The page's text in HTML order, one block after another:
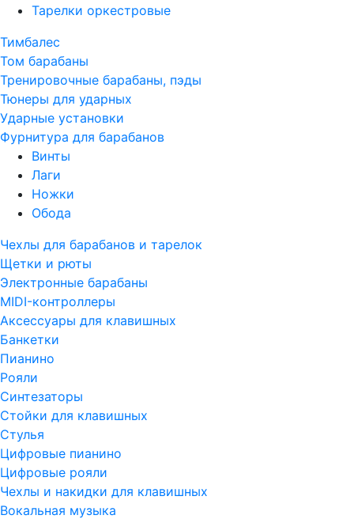
Тарелки оркестровые
Тимбалес
Том барабаны
Тренировочные барабаны, пэды
Тюнеры для ударных
Ударные установки
Фурнитура для барабанов
Винты
Лаги
Ножки
Обода
Чехлы для барабанов и тарелок
Щетки и рюты
Электронные барабаны
MIDI-контроллеры
Аксессуары для клавишных
Банкетки
Пианино
Рояли
Синтезаторы
Стойки для клавишных
Стулья
Цифровые пианино
Цифровые рояли
Чехлы и накидки для клавишных
Вокальная музыка